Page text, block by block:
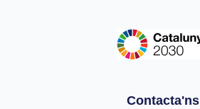
Contacta'ns